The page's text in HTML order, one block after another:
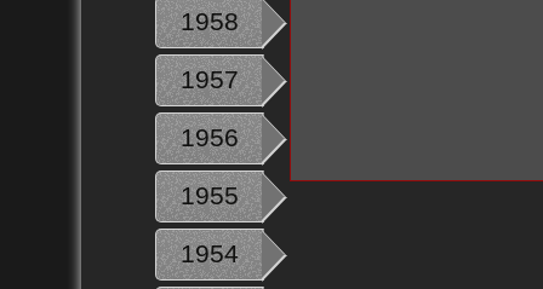
1958
1957
1956
1955
1954